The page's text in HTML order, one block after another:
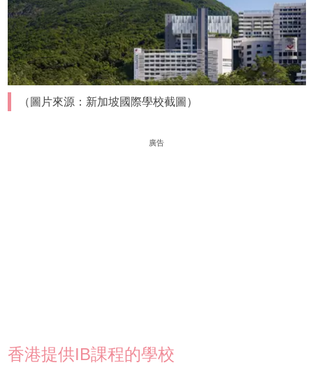
（圖片來源：新加坡國際學校截圖）
廣告
香港提供IB課程的學校